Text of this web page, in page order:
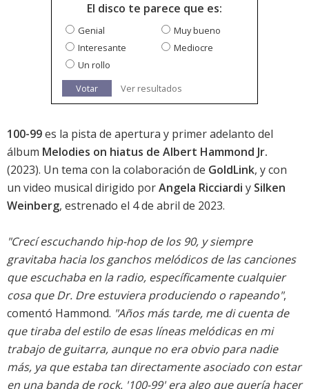
El disco te parece que es:
Genial
Muy bueno
Interesante
Mediocre
Un rollo
Votar
Ver resultados
100-99es la pista de apertura y primer adelanto del
álbum Melodies on hiatus de Albert Hammond Jr.
(2023). Un tema con la colaboración de GoldLink, y con
un video musical dirigido porAngela Ricciardi y Silken
Weinberg, estrenado el 4 de abril de 2023.
"Crecí escuchando hip-hop de los 90, y siempre
gravitaba hacia los ganchos melódicos de las canciones
que escuchaba en la radio, específicamente cualquier
cosa que Dr. Dre estuviera produciendo o rapeando",
comentó Hammond. "Años más tarde, me di cuenta de
que tiraba del estilo de esas líneas melódicas en mi
trabajo de guitarra, aunque no era obvio para nadie
más, ya que estaba tan directamente asociado con estar
en una banda de rock. '100-99' era algo que quería hacer